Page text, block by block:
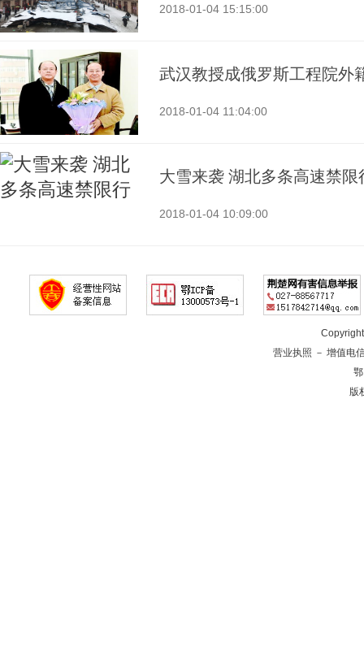
2018-01-04 15:15:00
武汉教授成俄罗斯工程院外
2018-01-04 11:04:00
大雪来袭 湖北多条高速禁限
2018-01-04 10:09:00
营业执照 － 增值电
版